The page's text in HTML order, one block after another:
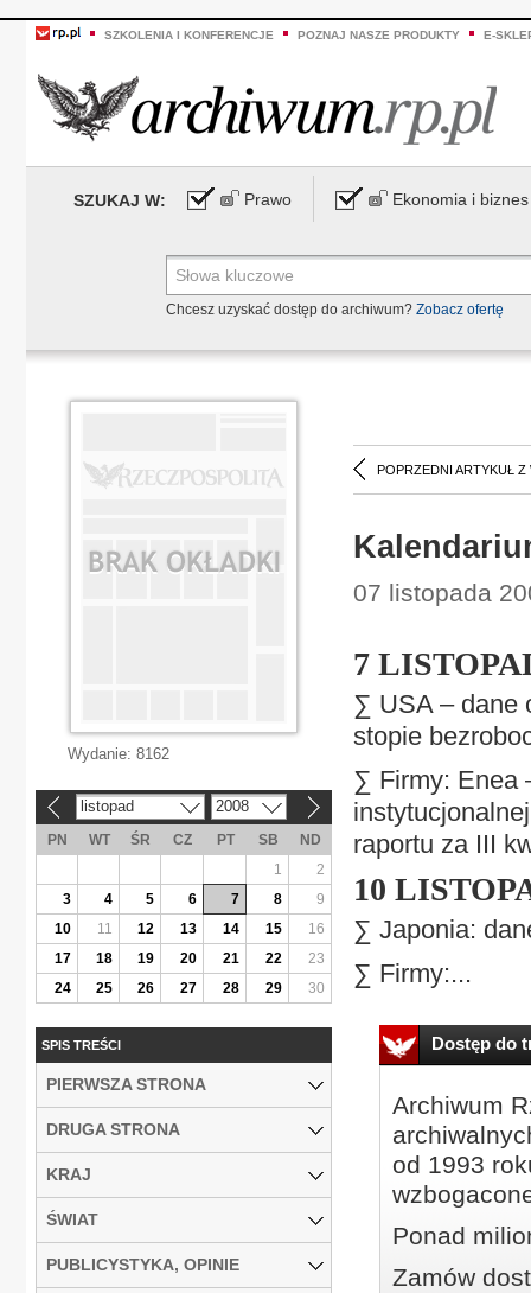
SZKOLENIA I KONFERENCJE POZNAJ NASZE PRODUKTY E-
SZUKAJ W: Prawo Ekonomia i biznes
Chcesz uzyskać dostęp do archiwum? Zobacz ofertę
POPRZEDNI ARTYKUŁ Z
07 listopada
7
∑ USA – dane
stopie
∑ Firmy: Enea
raportu za III
10
∑ Japonia:
∑ Firmy:...
Dostęp do
Archiwum
od 1993
Ponad
Zamów
Wydanie: 8162
listopad 2008
PN WT ŚR CZ PT SB
ND
1
2
3
4 5 6 7 8
9
10
11 12 13 14 15
16
17
18 19 20 21 22
23
24
25 26 27 28 29 30
SPIS TREŚCI
PIERWSZA STRONA
DRUGA STRONA
KRAJ
ŚWIAT
PUBLICYSTYKA, OPINIE